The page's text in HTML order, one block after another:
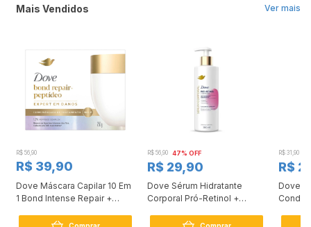
Ver mais
Mais Vendidos
R$ 56,90
R$ 39,90
Dove Máscara Capilar 10 Em
1 Bond Intense Repair +
Comprar
R$ 56,90 47% OFF
R$ 29,90
Dove Sérum Hidratante
Corporal Pró-Retinol +
Comprar
R$ 31,90
R$
Dove